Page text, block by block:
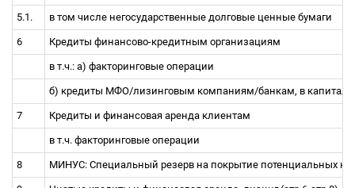
5.1. в том числе негосударственные долговые ценные бумаги
6 Кредиты финансово-кредитным организациям
в т.ч.: а) факторинговые операции
б) кредиты МФО/лизинговым компаниям/банкам, в капитал
7 Кредиты и финансовая аренда клиентам
в т.ч. факторинговые операции
8 МИНУС: Специальный резерв на покрытие потенциальных